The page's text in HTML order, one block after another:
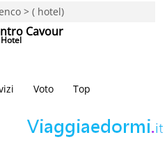
> ( hotel)
Cavour
Hotel
Voto Top